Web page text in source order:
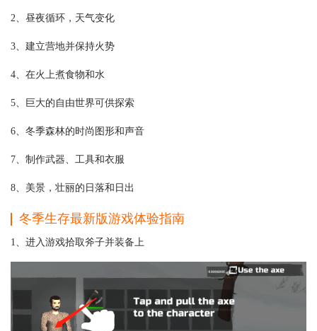
2、昼夜循环，天气变化
3、建立营地并保持火势
4、在火上煮食物和水
5、巨大的自由世界可供探索
6、冬季森林的时尚图形和声音
7、制作武器、工具和衣服
8、美景，壮丽的日落和日出
冬季生存最新版游戏体验指南
1、进入游戏拾取斧子并装备上